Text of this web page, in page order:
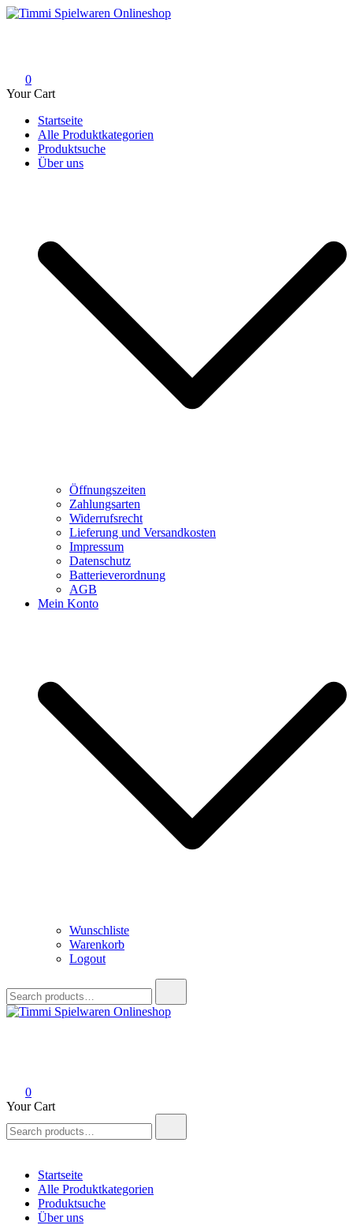
Skip
0
Your Cart
Startseite
Alle Produktkategorien
Produktsuche
Über uns
Öffnungszeiten
Zahlungsarten
Widerrufsrecht
Lieferung und Versandkosten
Impressum
Datenschutz
Batterieverordnung
AGB
Mein Konto
Wunschliste
Warenkorb
Logout
for:
0
Your Cart
for:
Startseite
Alle Produktkategorien
Produktsuche
Über uns